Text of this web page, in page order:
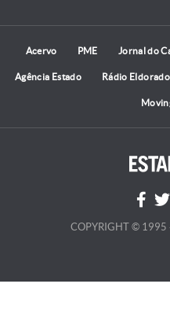
Acervo PME Jornal do
Agência Estado Rádio Eldorado
COPYRIGHT © 1995